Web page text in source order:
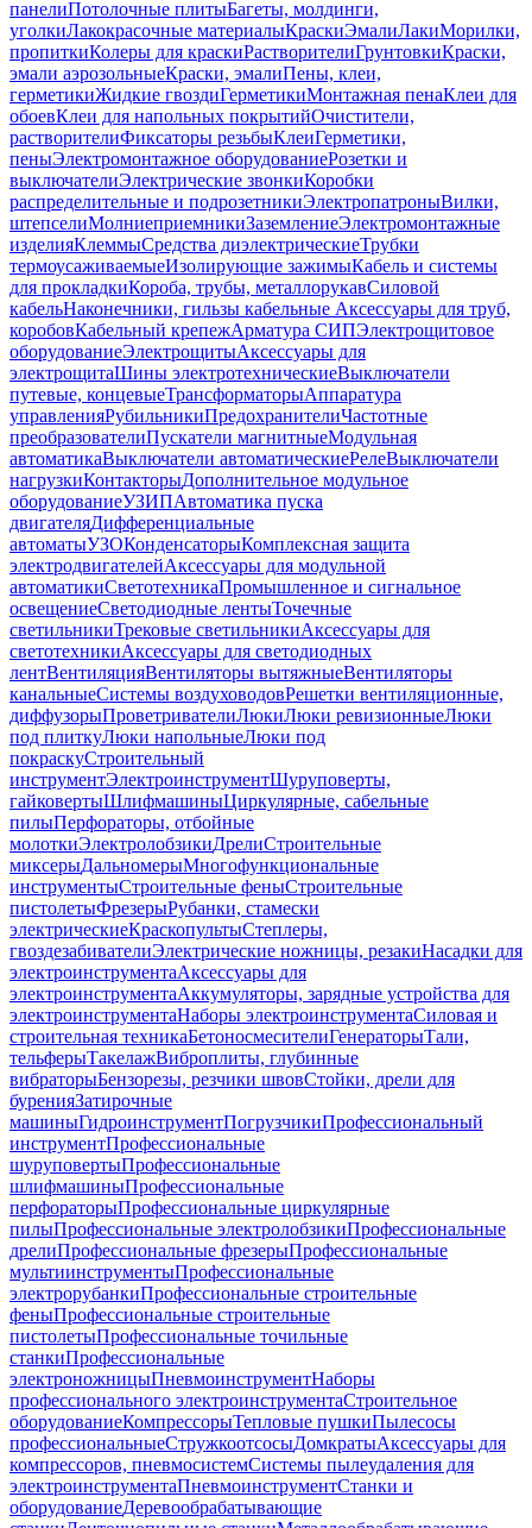
панелиПотолочные плитыБагеты, молдинги,
уголкиЛакокрасочные материалыКраскиЭмалиЛакиМорилки,
пропиткиКолеры для краскиРастворителиГрунтовкиКраски,
эмали аэрозольныеКраски, эмалиПены, клеи,
герметикиЖидкие гвоздиГерметикиМонтажная пенаКлеи для
обоевКлеи для напольных покрытийОчистители,
растворителиФиксаторы резьбыКлеиГерметики,
пеныЭлектромонтажное оборудованиеРозетки и
выключателиЭлектрические звонкиКоробки
распределительные и подрозетникиЭлектропатроныВилки,
штепселиМолниеприемникиЗаземлениеЭлектромонтажные
изделияКлеммыСредства диэлектрическиеТрубки
термоусаживаемыеИзолирующие зажимыКабель и системы
для прокладкиКороба, трубы, металлорукавСиловой
кабельНаконечники, гильзы кабельные Аксессуары для труб,
коробовКабельный крепежАрматура СИПЭлектрощитовое
оборудованиеЭлектрощитыАксессуары для
электрощитаШины электротехническиеВыключатели
путевые, концевыеТрансформаторыАппаратура
управленияРубильникиПредохранителиЧастотные
преобразователиПускатели магнитныеМодульная
автоматикаВыключатели автоматическиеРелеВыключатели
нагрузкиКонтакторыДополнительное модульное
оборудованиеУЗИПАвтоматика пуска
двигателяДифференциальные
автоматыУЗОКонденсаторыКомплексная защита
электродвигателейАксессуары для модульной
автоматикиСветотехникаПромышленное и сигнальное
освещениеСветодиодные лентыТочечные
светильникиТрековые светильникиАксессуары для
светотехникиАксессуары для светодиодных
лентВентиляцияВентиляторы вытяжныеВентиляторы
канальныеСистемы воздуховодовРешетки вентиляционные,
диффузорыПроветривателиЛюкиЛюки ревизионныеЛюки
под плиткуЛюки напольныеЛюки под
покраскуСтроительный
инструментЭлектроинструментШуруповерты,
гайковертыШлифмашиныЦиркулярные, сабельные
пилыПерфораторы, отбойные
молоткиЭлектролобзикиДрелиСтроительные
миксерыДальномерыМногофункциональные
инструментыСтроительные феныСтроительные
пистолетыФрезерыРубанки, стамески
электрическиеКраскопультыСтеплеры,
гвоздезабивателиЭлектрические ножницы, резакиНасадки для
электроинструментаАксессуары для
электроинструментаАккумуляторы, зарядные устройства для
электроинструментаНаборы электроинструментаСиловая и
строительная техникаБетоносмесителиГенераторыТали,
тельферыТакелажВиброплиты, глубинные
вибраторыБензорезы, резчики швовСтойки, дрели для
буренияЗатирочные
машиныГидроинструментПогрузчикиПрофессиональный
инструментПрофессиональные
шуруповертыПрофессиональные
шлифмашиныПрофессиональные
перфораторыПрофессиональные циркулярные
пилыПрофессиональные электролобзикиПрофессиональные
дрелиПрофессиональные фрезерыПрофессиональные
мультиинструментыПрофессиональные
электрорубанкиПрофессиональные строительные
феныПрофессиональные строительные
пистолетыПрофессиональные точильные
станкиПрофессиональные
электроножницыПневмоинструментНаборы
профессионального электроинструментаСтроительное
оборудованиеКомпрессорыТепловые пушкиПылесосы
профессиональныеСтружкоотсосыДомкратыАксессуары для
компрессоров, пневмосистемСистемы пылеудаления для
электроинструментаПневмоинструментСтанки и
оборудованиеДеревообрабатывающие